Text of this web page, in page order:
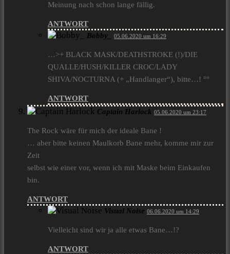
Meinung nach schon lange fällig.
ANTWORT
Bobby_
05.06.2020 um 16:29
…>+ BLACK MASK/DEATHSTROKE (!)/DIE
QUALLE/HUSH/KILLER CROC/LADY
SHIVA/NOCTURNA (+ „Handlanger“), bitte…! °°
ANTWORT
Captain Harlock 05.06.2020 um 23:17
The Rock wäre für mich der ideale Bane !
… aber bitte keinen Maulkorb Bane mehr, komme mir zur
Zeit
selbst wie einer vor, wenn ich mit Maske beim Einkaufen
bin.
ANTWORT
Visual Noise 06.06.2020 um 14:29
Vielleicht sind wir ja alle etwas Bane…!?
ANTWORT